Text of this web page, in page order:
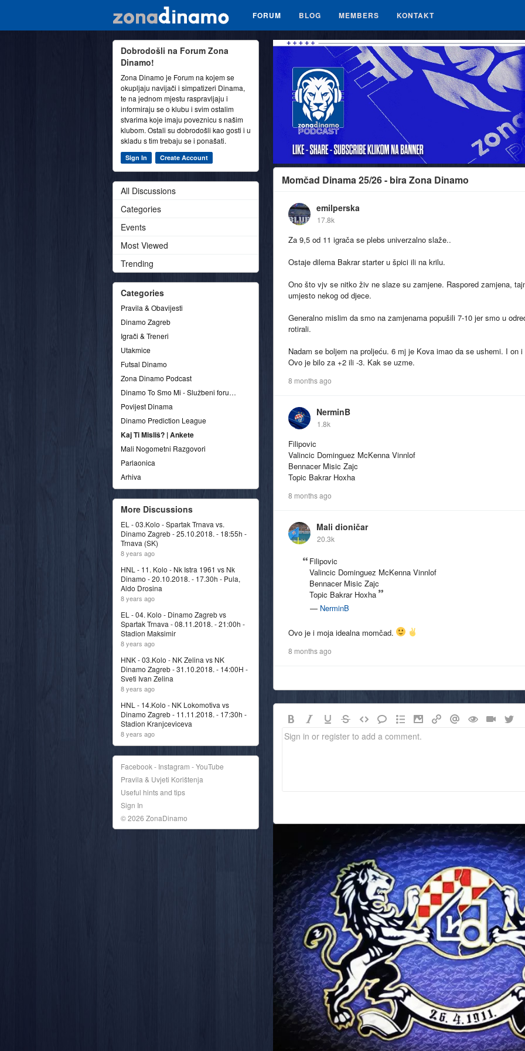
FORUM BLOG MEMBERS KONTAKT
Momčad Dinama 25/26 - bira Zona Dinamo
emilperska
17.8k
Za 9,5 od 11 igrača se plebs univerzalno slaže..
Ostaje dilema Bakrar starter u špici ili na krilu.
Ono što vjv se nitko živ ne slaze su zamjene. Raspored zamjena,
umjesto nekog od djece.
Generalno mislim da smo na zamjenama popušili 7-10 jer smo u
rotirali.
Nadam se boljem na proljeću. 6 mj je Kova imao da se ushemi. I on
Ovo je bilo za +2 ili -3. Kak se uzme.
8 months ago
NerminB
1.8k
Filipovic
Valincic Dominguez McKenna Vinnlof
Bennacer Misic Zajc
Topic Bakrar Hoxha
8 months ago
Mali dioničar
20.3k
Filipovic
Valincic Dominguez McKenna Vinnlof
Bennacer Misic Zajc
Topic Bakrar Hoxha
— NerminB
Ovo je i moja idealna momčad.
8 months ago
Dobrodošli na Forum Zona
Dinamo!
Zona Dinamo je Forum na kojem se
okupljaju navijači i simpatizeri Dinama,
te na jednom mjestu raspravljaju i
informiraju se o klubu i svim ostalim
stvarima koje imaju poveznicu s našim
klubom. Ostali su dobrodošli kao gosti i u
skladu s tim trebaju se i ponašati.
Sign In Create Account
All Discussions
Categories
Events
Most Viewed
Trending
Categories
Pravila & Obavijesti
Dinamo Zagreb
Igrači & Treneri
Utakmice
Futsal Dinamo
Zona Dinamo Podcast
Dinamo To Smo Mi - Službeni forum udruge
Povijest Dinama
Dinamo Prediction League
Kaj Ti Misliš? | Ankete
Mali Nogometni Razgovori
Parlaonica
Arhiva
More Discussions
EL - 03.Kolo - Spartak Trnava vs.
Dinamo Zagreb - 25.10.2018. - 18:55h -
Trnava (SK)
8 years ago
HNL - 11. Kolo - Nk Istra 1961 vs Nk
Dinamo - 20.10.2018. - 17.30h - Pula,
Aldo Drosina
8 years ago
EL - 04. Kolo - Dinamo Zagreb vs
Spartak Trnava - 08.11.2018. - 21:00h -
Stadion Maksimir
8 years ago
HNK - 03.Kolo - NK Zelina vs NK
Dinamo Zagreb - 31.10.2018. - 14:00H -
Sveti Ivan Zelina
8 years ago
HNL - 14.Kolo - NK Lokomotiva vs
Dinamo Zagreb - 11.11.2018. - 17:30h -
Stadion Kranjceviceva
8 years ago
Facebook - Instagram - YouTube
Pravila & Uvjeti Korištenja
Useful hints and tips
Sign In
© 2026 ZonaDinamo